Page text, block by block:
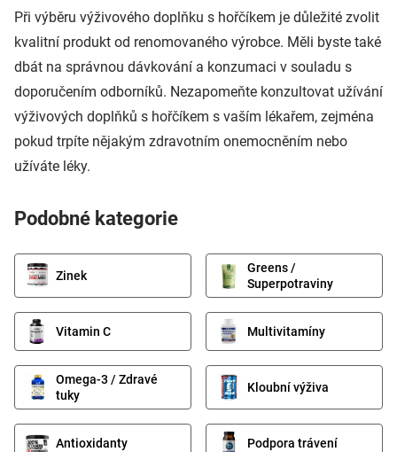
Při výběru výživového doplňku s hořčíkem je důležité zvolit
kvalitní produkt od renomovaného výrobce. Měli byste také
dbát na správnou dávkování a konzumaci v souladu s
doporučením odborníků. Nezapomeňte konzultovat užívání
výživových doplňků s hořčíkem s vaším lékařem, zejména
pokud trpíte nějakým zdravotním onemocněním nebo
užíváte léky.
Podobné kategorie
Zinek
Greens /
Superpotraviny
Vitamin C Multivitamíny
Omega-3 / Zdravé
tuky
Kloubní výživa
Antioxidanty Podpora trávení